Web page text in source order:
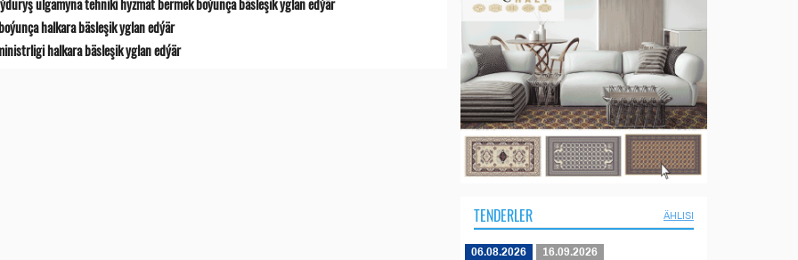
halkara bäsleşik yglan edýär
halkara bäsleşik yglan edýär
TENDERLER ÄHLISI
06.08.2026 16.09.2026